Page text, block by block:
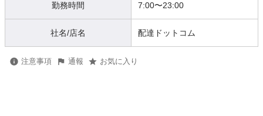
勤務時間 7:00〜23:00
社名/店名 配達ドットコム
注意事項 通報 お気に入り